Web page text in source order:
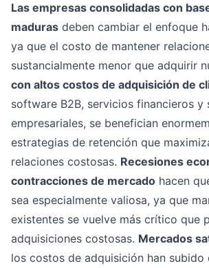
Las empresas consolidadas con
maduras deben cambiar el enfoque
ya que el costo de mantener
sustancialmente menor que adquirir
con altos costos de adquisición de
software B2B, servicios financieros y
empresariales, se benefician
estrategias de retención que
relaciones costosas. Recesiones
contracciones de mercado hacen
sea especialmente valiosa, ya que
existentes se vuelve más crítico que
adquisiciones costosas. Mercados
los costos de adquisición han subido